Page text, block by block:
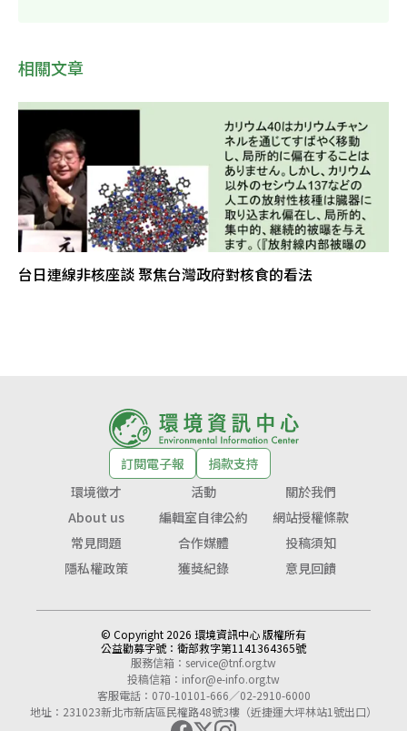
相關文章
台日連線非核座談 聚焦台灣政府對核食的看法
訂閱電子報
捐款支持
環境徵才
活動
關於我們
About us
編輯室自律公約
網站授權條款
常見問題
合作媒體
投稿須知
隱私權政策
獲獎紀錄 意見回饋
© Copyright 2026 環境資訊中心 版權所有
公益勸募字號： 衛部救字第1141364365號
服務信箱： service@tnf.org.tw
投稿信箱： infor@e-info.org.tw
客服電話：070-10101-666／02-2910-6000
地址：231023新北市新店區民權路48號3樓（近捷運大坪林站1號出口）